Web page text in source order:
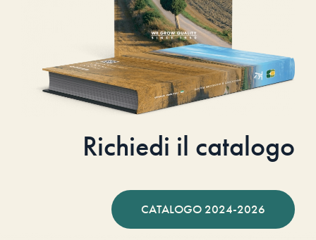
Richiedi il catalogo
CATALOGO 2024-2026